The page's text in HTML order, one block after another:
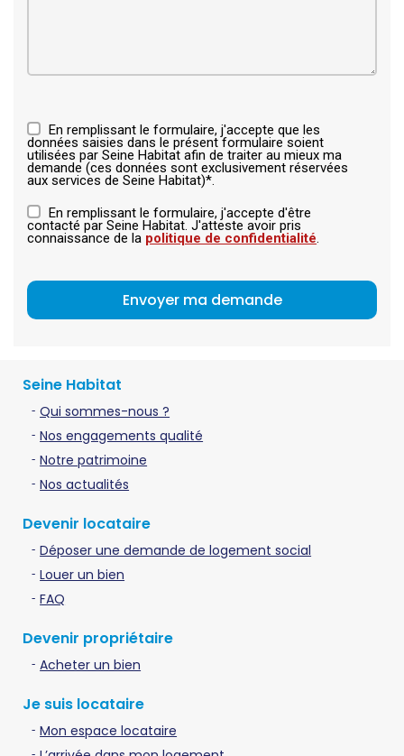
En remplissant le formulaire, j'accepte que les
données saisies dans le présent formulaire soient
utilisées par Seine Habitat afin de traiter au mieux ma
demande (ces données sont exclusivement réservées
aux services de Seine Habitat)*.
En remplissant le formulaire, j'accepte d'être
contacté par Seine Habitat. J'atteste avoir pris
connaissance de la politique de confidentialité.
Seine Habitat
Qui sommes-nous ?
Nos engagements qualité
Notre patrimoine
Nos actualités
Devenir locataire
Déposer une demande de logement social
Louer un bien
FAQ
Devenir propriétaire
Acheter un bien
Je suis locataire
Mon espace locataire